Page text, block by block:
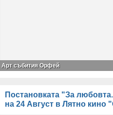
Арт събития Орфей
Постановката "За
на 24 Август в Лятно